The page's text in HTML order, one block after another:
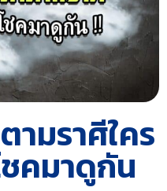
ามราศีใคร
คมาดูกัน